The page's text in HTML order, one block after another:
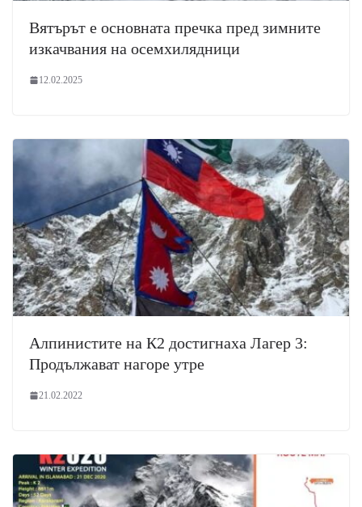
Вятърът е основната пречка пред зимните
изкачвания на осемхилядници
12.02.2025
Алпинистите на К2 достигнаха Лагер 3:
Продължават нагоре утре
21.02.2022